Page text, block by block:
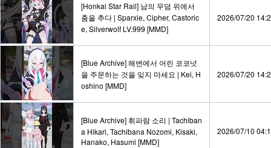
[Honkai Star Rail] 남의 무덤 위에서
춤을 추다 | Sparxie, Cipher, Castoric
e, Silverwolf LV.999 [MMD]
2026/07/20
[Blue Archive] 해변에서 어린 코코넛
을 주문하는 것을 잊지 마세요 | Kei, H
oshino [MMD]
2026/07/20
[Blue Archive] 휘파람 소리 | Tachiban
a Hikari, Tachibana Nozomi, Kisaki,
Hanako, Hasumi [MMD]
2026/07/10